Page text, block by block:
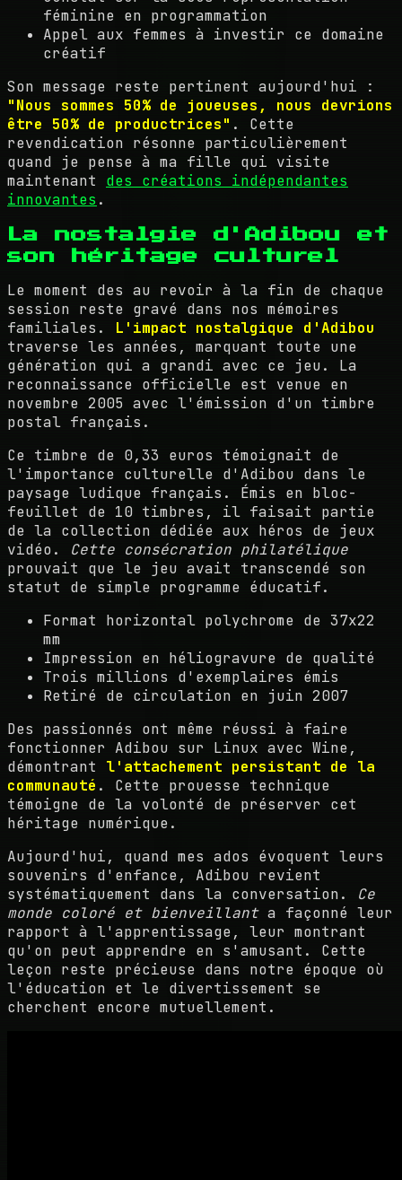
féminine en programmation
Appel aux femmes à investir ce domaine
créatif
Son message reste pertinent aujourd'hui :
"Nous sommes 50% de joueuses, nous devrions
être 50% de productrices" . Cette
revendication résonne particulièrement
quand je pense à ma fille qui visite
maintenant des créations indépendantes
innovantes .
La nostalgie d'Adibou et
son héritage culturel
Le moment des au revoir à la fin de chaque
session reste gravé dans nos mémoires
familiales. L'impact nostalgique d'Adibou
traverse les années, marquant toute une
génération qui a grandi avec ce jeu. La
reconnaissance officielle est venue en
novembre 2005 avec l'émission d'un timbre
postal français.
Ce timbre de 0,33 euros témoignait de
l'importance culturelle d'Adibou dans le
paysage ludique français. Émis en bloc-
feuillet de 10 timbres, il faisait partie
de la collection dédiée aux héros de jeux
vidéo. Cette consécration philatélique
prouvait que le jeu avait transcendé son
statut de simple programme éducatif.
Format horizontal polychrome de 37x22
mm
Impression en héliogravure de qualité
Trois millions d'exemplaires émis
Retiré de circulation en juin 2007
Des passionnés ont même réussi à faire
fonctionner Adibou sur Linux avec Wine,
démontrant l'attachement persistant de la
communauté . Cette prouesse technique
témoigne de la volonté de préserver cet
héritage numérique.
Aujourd'hui, quand mes ados évoquent leurs
souvenirs d'enfance, Adibou revient
systématiquement dans la conversation. Ce
monde coloré et bienveillanta façonné leur
rapport à l'apprentissage, leur montrant
qu'on peut apprendre en s'amusant. Cette
leçon reste précieuse dans notre époque où
l'éducation et le divertissement se
cherchent encore mutuellement.